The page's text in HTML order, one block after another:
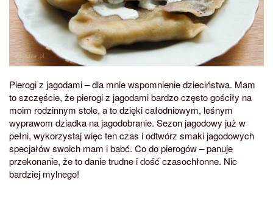
Pierogi z jagodami – dla mnie wspomnienie dzieciństwa. Mam
to szczęście, że pierogi z jagodami bardzo często gościły na
moim rodzinnym stole, a to dzięki całodniowym, leśnym
wyprawom dziadka na jagodobranie. Sezon jagodowy już w
pełni, wykorzystaj więc ten czas i odtwórz smaki jagodowych
specjałów swoich mam i babć. Co do pierogów – panuje
przekonanie, że to danie trudne i dość czasochłonne. Nic
bardziej mylnego!